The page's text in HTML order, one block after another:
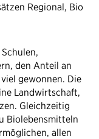
Regional, Bio
den Anteil an
gewonnen. Die
Landwirtschaft,
Gleichzeitig
Biolebensmitteln
allen